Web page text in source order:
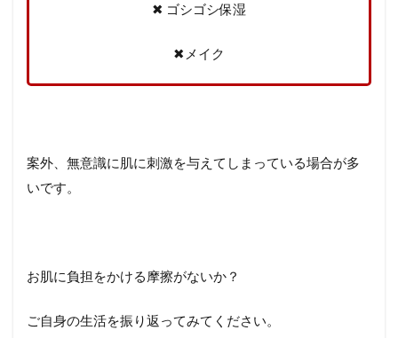
✖︎ ゴシゴシ保湿
✖︎メイク
案外、無意識に肌に刺激を与えてしまっている場合が多
いです。
お肌に負担をかける摩擦がないか？
ご自身の生活を振り返ってみてください。